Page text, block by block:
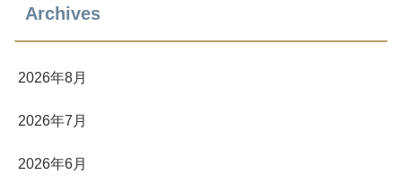
Archives
2026年8月
2026年7月
2026年6月